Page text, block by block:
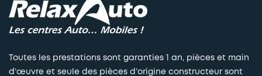
Toutes les prestations sont garanties 1 an, pièces et main
d’œuvre et seule des pièces d’origine constructeur sont